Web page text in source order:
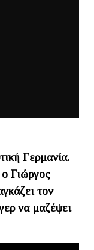
Γερμανία.
Γιώργος
τον
να μαζέψει